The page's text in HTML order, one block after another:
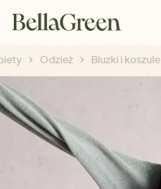
Odzież Bluzki i koszule